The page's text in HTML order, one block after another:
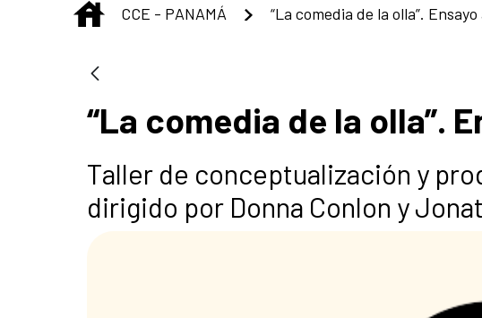
INICIO
CCE - PANAMÁ
“La comedia de la olla”.
Taller de conceptualización y
dirigido por Donna Conlon y